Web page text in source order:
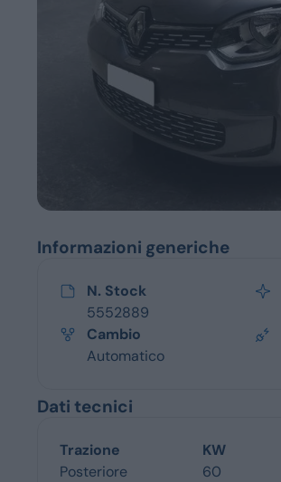
Servizi
Informazioni generiche
N. Stock
5552889
Cambio
Automatico
Dati tecnici
Trazione
Posteriore
KW
60